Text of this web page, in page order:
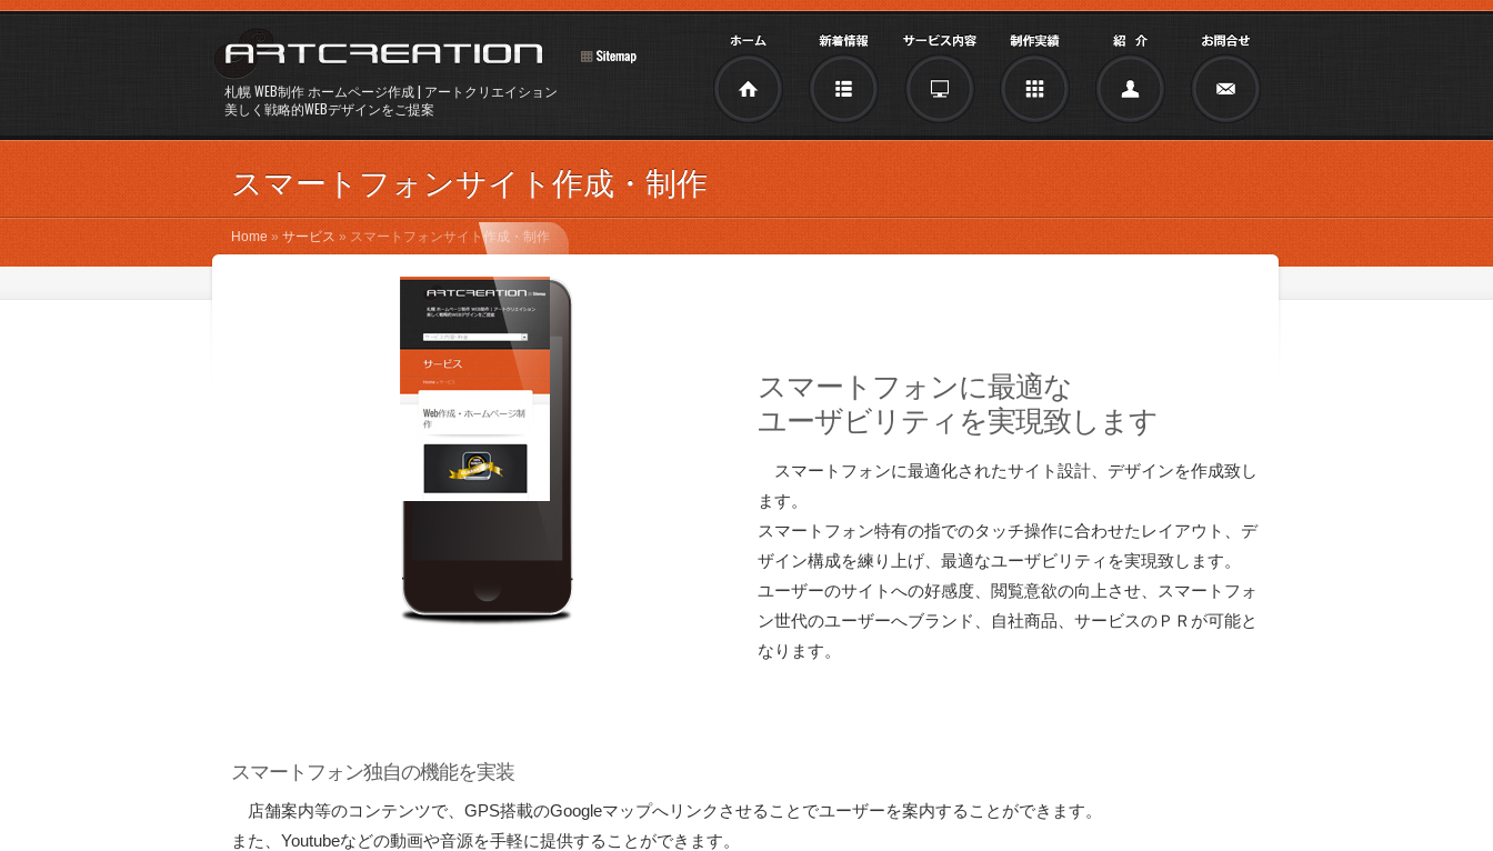
札幌 WEB制作 ホームページ作成 | アートクリエイション
美しく戦略的WEBデザインをご提案
スマートフォンサイト作成・制作
Home » サービス » スマートフォンサイト作成・制作
スマートフォンに最適な
ユーザビリティを実現致します
スマートフォンに最適化されたサイト設計、デザインを作成致し
ます。
スマートフォン特有の指でのタッチ操作に合わせたレイアウト、デ
ザイン構成を練り上げ、最適なユーザビリティを実現致します。
ユーザーのサイトへの好感度、閲覧意欲の向上させ、スマートフォ
ン世代のユーザーへブランド、自社商品、サービスのＰＲが可能と
なります。
スマートフォン独自の機能を実装
店舗案内等のコンテンツで、GPS搭載のGoogleマップへリンクさせることでユーザーを案内することができます。
また、Youtubeなどの動画や音源を手軽に提供することができます。